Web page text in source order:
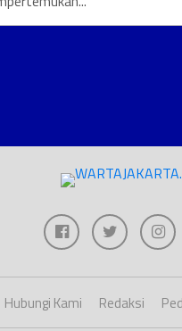
Hubungi Kami Redaksi